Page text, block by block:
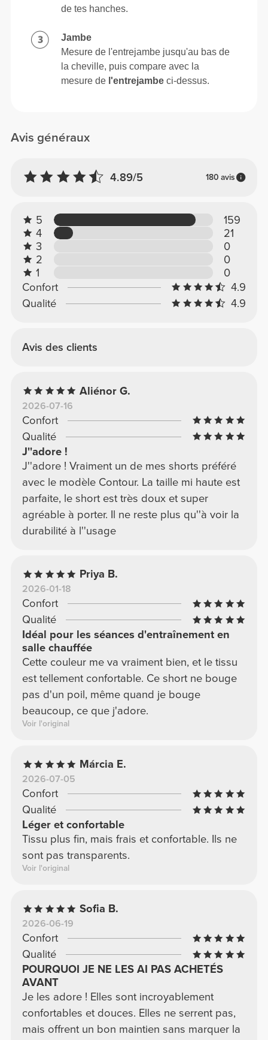
Avis généraux
4.89/5 180 avis
5
159
4
21
3
0
2
0
1
0
Confort
4.9
Qualité
4.9
Avis des clients
Aliénor G.
2026-07-16
Confort
Qualité
J''adore !
J''adore ! Vraiment un de mes shorts préféré
avec le modèle Contour. La taille mi haute est
parfaite, le short est très doux et super
agréable à porter. Il ne reste plus qu''à voir la
durabilité à l''usage
Priya B.
2026-01-18
Confort
Qualité
Idéal pour les séances d'entraînement en
salle chauffée
Cette couleur me va vraiment bien, et le tissu
est tellement confortable. Ce short ne bouge
pas d'un poil, même quand je bouge
beaucoup, ce que j'adore.
Voir l'original
Márcia E.
2026-07-05
Confort
Qualité
Léger et confortable
Tissu plus fin, mais frais et confortable. Ils ne
sont pas transparents.
Voir l'original
Sofia B.
2026-06-19
Confort
Qualité
POURQUOI JE NE LES AI PAS ACHETÉS
AVANT
Je les adore ! Elles sont incroyablement
confortables et douces. Elles ne serrent pas,
mais offrent un bon maintien sans marquer la
de tes hanches.
Jambe
Mesure de l'entrejambe jusqu'au bas de
la cheville, puis compare avec la
mesure de l'entrejambe ci-dessus.